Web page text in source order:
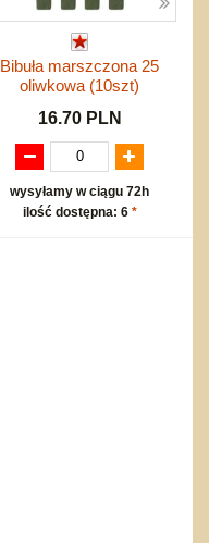
Bibuła marszczona 25
oliwkowa (10szt)
16.70 PLN
wysyłamy w ciągu 72h
ilość dostępna: 6 *